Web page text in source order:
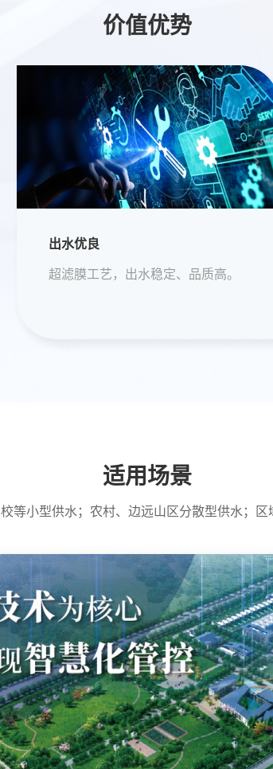
价值优势
绿色净水
绿色净水，无需投加混凝剂，不会
适用场景
等小型供水；农村、边远山区分散型供水；区